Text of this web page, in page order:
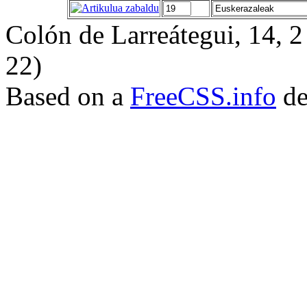
Colón de Larreátegui, 14,
22)
Based on a FreeCSS.info